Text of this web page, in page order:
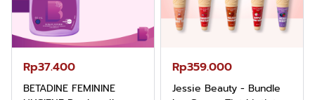
Rp37.400
BETADINE FEMININE
Rp359.000
Jessie Beauty - Bundle